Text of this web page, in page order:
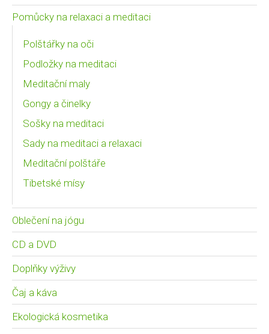
Pomůcky na relaxaci a meditaci
Polštářky na oči
Podložky na meditaci
Meditační maly
Gongy a činelky
Sošky na meditaci
Sady na meditaci a relaxaci
Meditační polštáře
Tibetské mísy
Oblečení na jógu
CD a DVD
Doplňky výživy
Čaj a káva
Ekologická kosmetika